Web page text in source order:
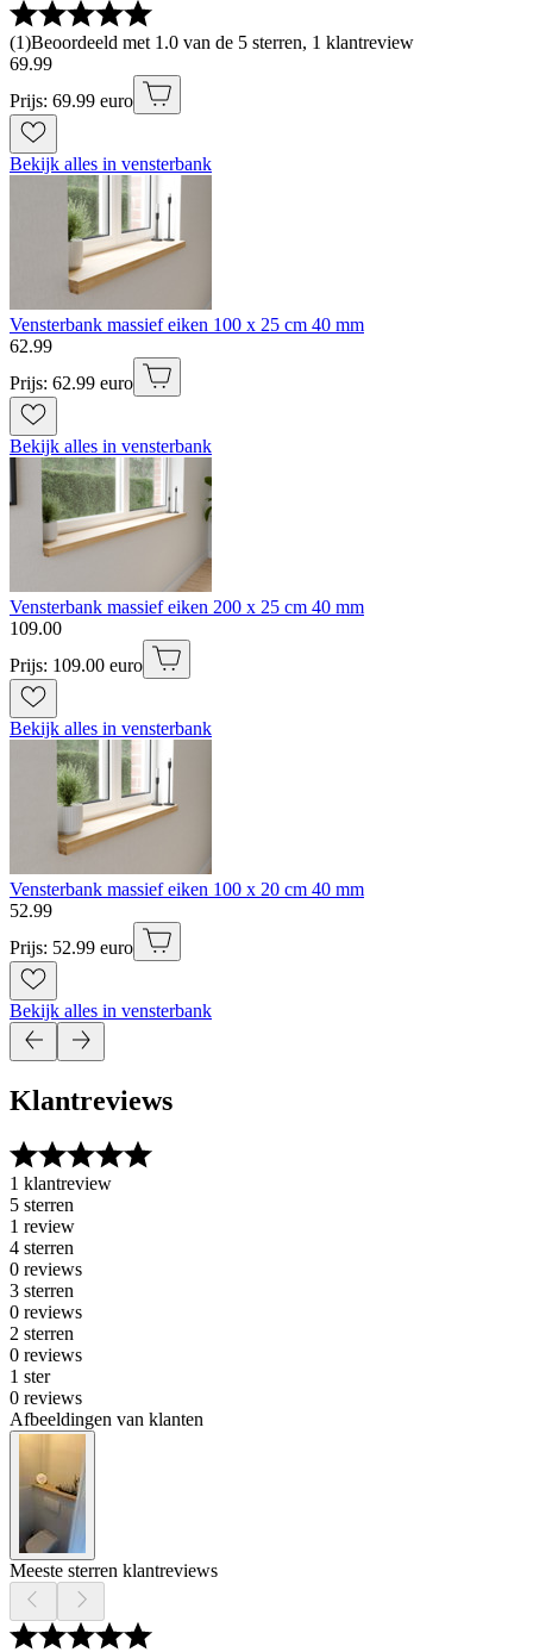
(1)Beoordeeld met 1.0 van de 5 sterren, 1 klantreview
69.99
Prijs: 69.99 euro
Bekijk alles in vensterbank
Vensterbank massief eiken 100 x 25 cm 40 mm
62.99
Prijs: 62.99 euro
Bekijk alles in vensterbank
Vensterbank massief eiken 200 x 25 cm 40 mm
109.00
Prijs: 109.00 euro
Bekijk alles in vensterbank
Vensterbank massief eiken 100 x 20 cm 40 mm
52.99
Prijs: 52.99 euro
Bekijk alles in vensterbank
Klantreviews
1 klantreview
5 sterren
1 review
4 sterren
0 reviews
3 sterren
0 reviews
2 sterren
0 reviews
1 ster
0 reviews
Afbeeldingen van klanten
Meeste sterren klantreviews